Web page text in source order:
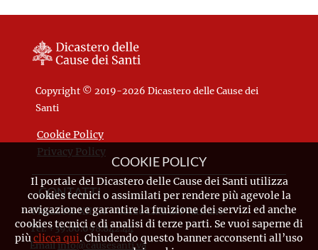
Copyright © 2019-2026 Dicastero delle Cause dei
Santi
Cookie Policy
Privacy Policy
CONTATTI
Piazza Pio XII, 10 - 00120 Città del Vaticano
Tel. +39.06.698.842.44
Emailinfo@causesanti.va
COOKIE POLICY
Il portale del Dicastero delle Cause dei Santi utilizza
cookies tecnici o assimilati per rendere più agevole la
navigazione e garantire la fruizione dei servizi ed anche
cookies tecnici e di analisi di terze parti. Se vuoi saperne di
piùclicca qui. Chiudendo questo banner acconsenti all’uso